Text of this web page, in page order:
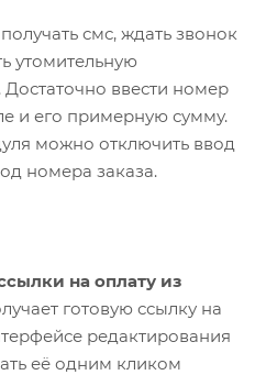
смс, ждать звонок
утомительную
ввести номер
и его примерную сумму.
можно отключить ввод
номера заказа.
на оплату из
готовую ссылку на
редактирования
её одним кликом